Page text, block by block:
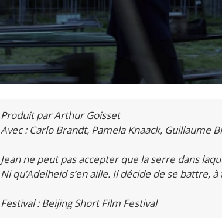
Produit par Arthur Goisset
Avec : Carlo Brandt, Pamela Knaack, Guillaume
Jean ne peut pas accepter que la serre dans
Ni qu’Adelheid s’en aille. Il décide de se battre,
Festival : Beijing Short Film Festival